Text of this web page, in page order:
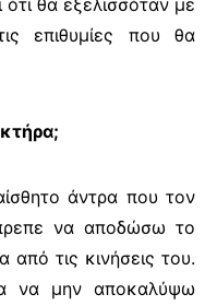
ότι θα εξελισσόταν με
επιθυμίες που θα
άντρα που τον
να αποδώσω το
τις κινήσεις του.
να μην αποκαλύψω